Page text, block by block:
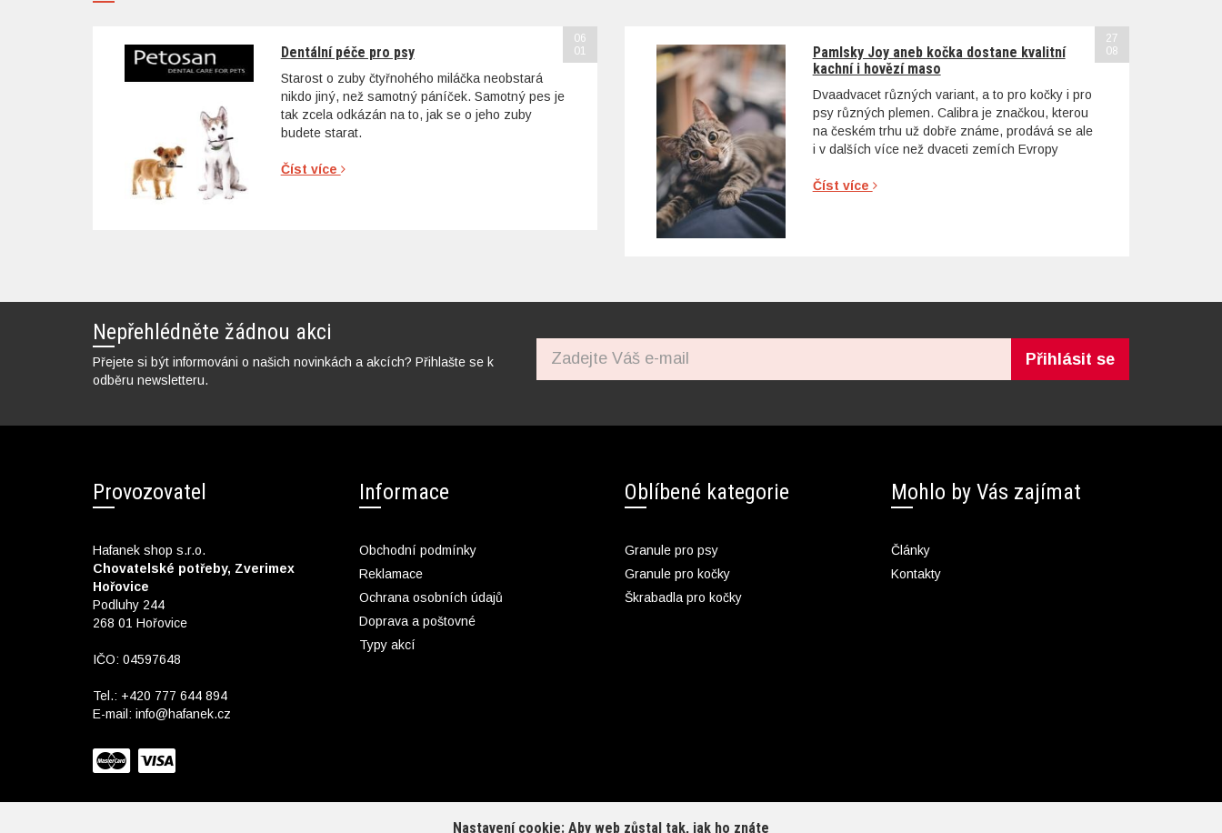
Nastavení cookie: Aby web zůstal tak, jak ho znáte
Dentální péče pro psy
Starost o zuby čtyřnohého miláčka neobstará
nikdo jiný, než samotný páníček. Samotný pes je
tak zcela odkázán na to, jak se o jeho zuby
budete starat.
Číst více
06
01
Pamlsky Joy aneb kočka dostane kvalitní
kachní i hovězí maso
Dvaadvacet různých variant, a to pro kočky i pro
psy různých plemen. Calibra je značkou, kterou
na českém trhu už dobře známe, prodává se ale
i v dalších více než dvaceti zemích Evropy
Číst více
27
08
Nepřehlédněte žádnou akci
Přejete si být informováni o našich novinkách a akcích? Přihlašte se k
odběru newsletteru.
Přihlásit se
Provozovatel
Hafanek shop s.r.o.
Chovatelské potřeby, Zverimex
Hořovice
Podluhy 244
268 01 Hořovice
IČO: 04597648
Tel.: +420 777 644 894
E-mail: info@hafanek.cz
Informace
Obchodní podmínky
Reklamace
Ochrana osobních údajů
Doprava a poštovné
Typy akcí
Oblíbené kategorie
Granule pro psy
Granule pro kočky
Škrabadla pro kočky
Mohlo by Vás zajímat
Články
Kontakty